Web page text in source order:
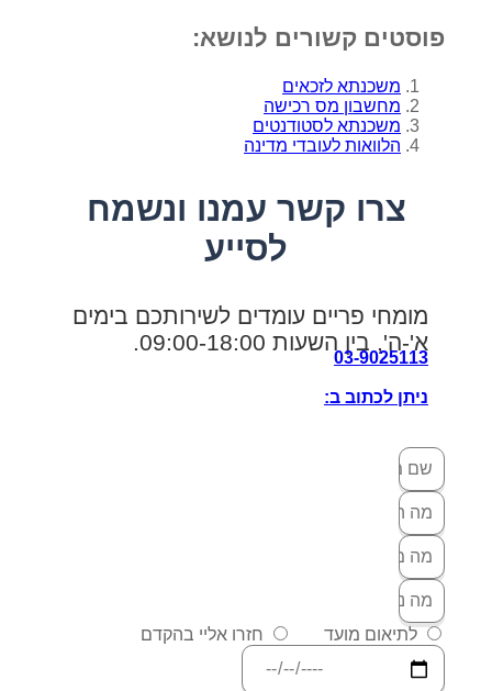
פוסטים קשורים לנושא:
משכנתא לזכאים
מחשבון מס רכישה
משכנתא לסטודנטים
הלוואות לעובדי מדינה
צרו קשר עמנו ונשמח
לסייע
מומחי פריים עומדים לשירותכם בימים
א'-ה', בין השעות 09:00-18:00.
03-9025113
ניתן לכתוב ב:
לתיאום מועד חזרו אליי בהקדם